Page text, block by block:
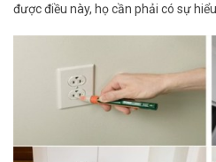
được điều này, họ cần phải có sự